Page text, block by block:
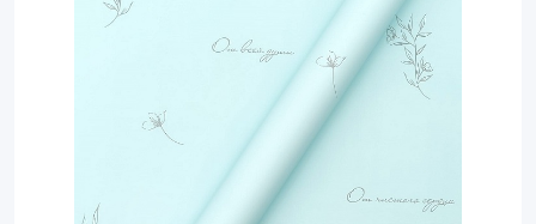
Кашпо и Коробки
Корзины
Лента
Новогодний ассортимент